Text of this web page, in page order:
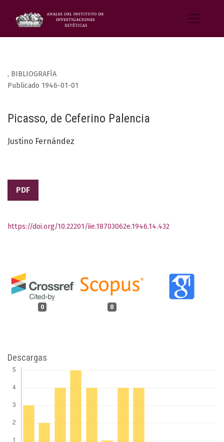
, BIBLIOGRAFÍA
Picasso, de Ceferino Palencia
Publicado 1946-01-01
Justino Fernández
PDF
0 0
https://doi.org/10.22201/iie.18703062e.1946.14.432
Descargas